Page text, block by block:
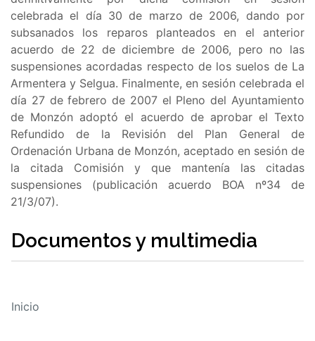
celebrada el día 30 de marzo de 2006, dando por
subsanados los reparos planteados en el anterior
acuerdo de 22 de diciembre de 2006, pero no las
suspensiones acordadas respecto de los suelos de La
Armentera y Selgua. Finalmente, en sesión celebrada el
día 27 de febrero de 2007 el Pleno del Ayuntamiento
de Monzón adoptó el acuerdo de aprobar el Texto
Refundido de la Revisión del Plan General de
Ordenación Urbana de Monzón, aceptado en sesión de
la citada Comisión y que mantenía las citadas
suspensiones (publicación acuerdo BOA nº34 de
21/3/07).
Documentos y multimedia
Inicio